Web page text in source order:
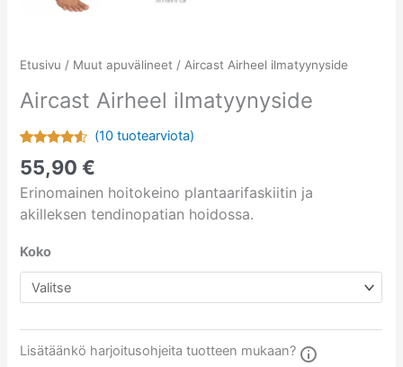
Etusivu / Muut apuvälineet / Aircast Airheel ilmatyynyside
Aircast Airheel ilmatyynyside
Arvio
4.33
5:stä
perustuen
6
asiakkaan
arvotukseen.
(10 tuotearviota)
55,90€
Erinomainen hoitokeino plantaarifaskiitin ja
akilleksen tendinopatian hoidossa.
Koko
Lisätäänkö harjoitusohjeita tuotteen mukaan?